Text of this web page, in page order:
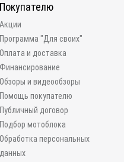
Покупателю
Акции
Программа "Для своих"
Оплата и доставка
Финансирование
Обзоры и видеообзоры
Помощь покупателю
Публичный договор
Подбор мотоблока
Обработка персональных
данных